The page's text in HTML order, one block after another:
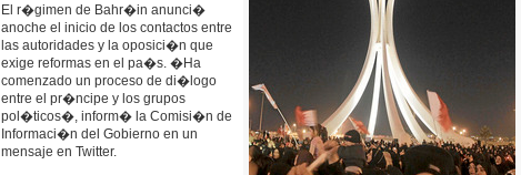
El r�gimen de Bahr�in anunci�
anoche el inicio de los contactos entre
las autoridades y la oposici�n que
exige reformas en el pa�s. �Ha
comenzado un proceso de di�logo
entre el pr�ncipe y los grupos
pol�ticos�, inform� la Comisi�n de
Informaci�n del Gobierno en un
mensaje en Twitter.